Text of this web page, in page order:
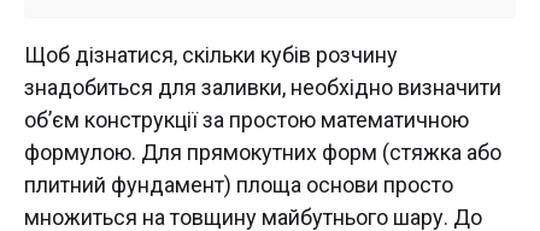
Щоб дізнатися, скільки кубів розчину
знадобиться для заливки, необхідно визначити
об’єм конструкції за простою математичною
формулою. Для прямокутних форм (стяжка або
плитний фундамент) площа основи просто
множиться на товщину майбутнього шару. До